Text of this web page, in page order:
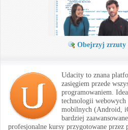
Obejrzyj zrzuty
Udacity to znana
zasięgiem przede
programowaniem.
technologii
mobilnych (Android,
bardziej
profesjonalne kursy przygotowane